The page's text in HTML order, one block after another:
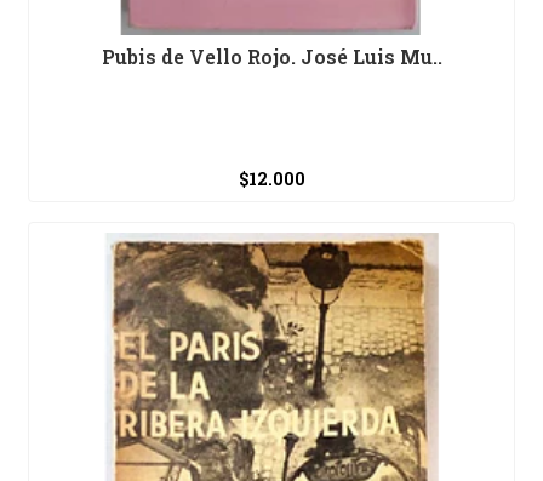
Pubis de Vello Rojo. José Luis Mu..
$12.000